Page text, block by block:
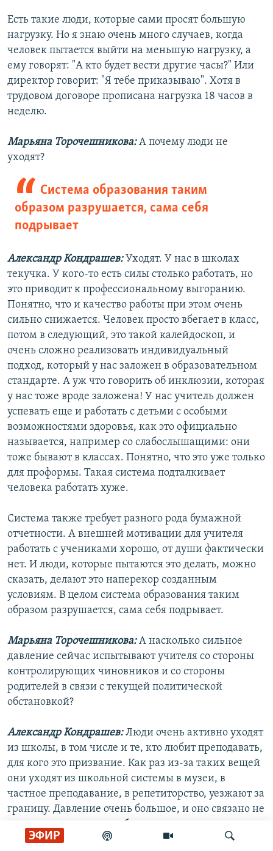
ЭФИР
Есть такие люди, которые сами просят большую
нагрузку. Но я знаю очень много случаев, когда
человек пытается выйти на меньшую нагрузку, а
ему говорят: "А кто будет вести другие часы?" Или
директор говорит: "Я тебе приказываю". Хотя в
трудовом договоре прописана нагрузка 18 часов в
неделю.
Марьяна Торочешникова:А почему люди не
уходят?
Система образования таким
образом разрушается, сама себя
подрывает
Александр Кондрашев:Уходят. У нас в школах
текучка. У кого-то есть силы столько работать, но
это приводит к профессиональному выгоранию.
Понятно, что и качество работы при этом очень
сильно снижается. Человек просто вбегает в класс,
потом в следующий, это такой калейдоскоп, и
очень сложно реализовать индивидуальный
подход, который у нас заложен в образовательном
стандарте. А уж что говорить об инклюзии, которая
у нас тоже вроде заложена! У нас учитель должен
успевать еще и работать с детьми с особыми
возможностями здоровья, как это официально
называется, например со слабослышащими: они
тоже бывают в классах. Понятно, что это уже только
для проформы. Такая система подталкивает
человека работать хуже.
Система также требует разного рода бумажной
отчетности. А внешней мотивации для учителя
работать с учениками хорошо, от души фактически
нет. И люди, которые пытаются это делать, можно
сказать, делают это наперекор созданным
условиям. В целом система образования таким
образом разрушается, сама себя подрывает.
Марьяна Торочешникова:А насколько сильное
давление сейчас испытывают учителя со стороны
контролирующих чиновников и со стороны
родителей в связи с текущей политической
обстановкой?
Александр Кондрашев:Люди очень активно уходят
из школы, в том числе и те, кто любит преподавать,
для кого это призвание. Как раз из-за таких вещей
они уходят из школьной системы в музеи, в
частное преподавание, в репетиторство, уезжают за
границу. Давление очень большое, и оно связано не
только с последними событиями, со всякими
"Разговорами о важном". Это могут быть просто